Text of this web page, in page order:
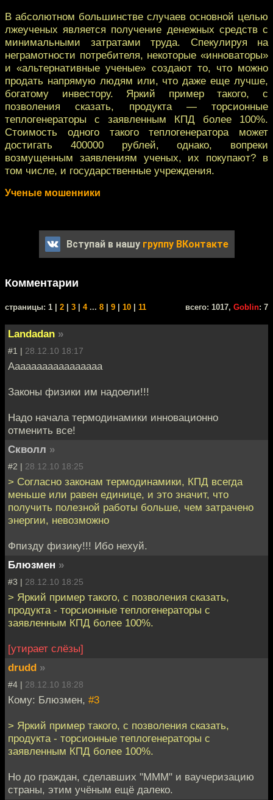
В абсолютном большинстве случаев основной целью
лжеученых является получение денежных средств с
минимальными затратами труда. Спекулируя на
неграмотности потребителя, некоторые «инноваторы»
и «альтернативные ученые» создают то, что можно
продать напрямую людям или, что даже еще лучше,
богатому инвестору. Яркий пример такого, с
позволения сказать, продукта — торсионные
теплогенераторы с заявленным КПД более 100%.
Стоимость одного такого теплогенератора может
достигать 400000 рублей, однако, вопреки
возмущенным заявлениям ученых, их покупают? в
том числе, и государственные учреждения.
Ученые мошенники
Вступай в нашу группу ВКонтакте
Комментарии
cтраницы: 1 | 2 3 4... 8 9 10 11 всего: 1017, Goblin: 7
Landadan »
#1 | 28.12.10 18:17
Ааааааааааааааааа
Законы физики им надоели!!!
Надо начала термодинамики инновационно
отменить все!
Скволл »
#2 | 28.12.10 18:25
> Согласно законам термодинамики, КПД всегда
меньше или равен единице, и это значит, что
получить полезной работы больше, чем затрачено
энергии, невозможно
Фпизду физику!!! Ибо нехуй.
Блюзмен »
#3 | 28.12.10 18:25
> Яркий пример такого, с позволения сказать,
продукта - торсионные теплогенераторы с
заявленным КПД более 100%.
[утирает слёзы]
drudd »
#4 | 28.12.10 18:28
Кому: Блюзмен, #3
> Яркий пример такого, с позволения сказать,
продукта - торсионные теплогенераторы с
заявленным КПД более 100%.
Но до граждан, сделавших "МММ" и ваучеризацию
страны, этим учёным ещё далеко.